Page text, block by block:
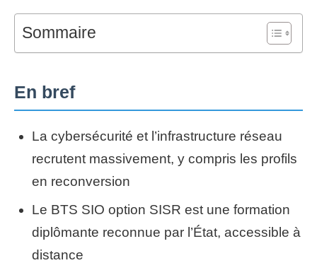
Sommaire
En bref
La cybersécurité et l’infrastructure réseau
recrutent massivement, y compris les profils
en reconversion
Le BTS SIO option SISR est une formation
diplômante reconnue par l’État, accessible à
distance